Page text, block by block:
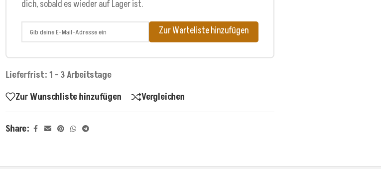
dich, sobald es wieder auf Lager ist.
Zur Warteliste hinzufügen
Lieferfrist: 1 - 3 Arbeitstage
Zur Wunschliste hinzufügen
Vergleichen
Share: